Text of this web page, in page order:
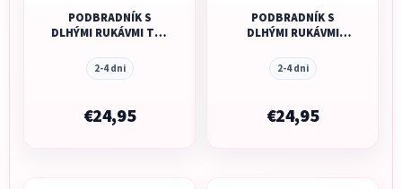
PODBRADNÍK S
DLHÝMI RUKÁVMI THE
WILD CHILD
2-4 dni
€24,95
PODBRADNÍK S
DLHÝMI RUKÁVMI
2-4 dni
€24,95